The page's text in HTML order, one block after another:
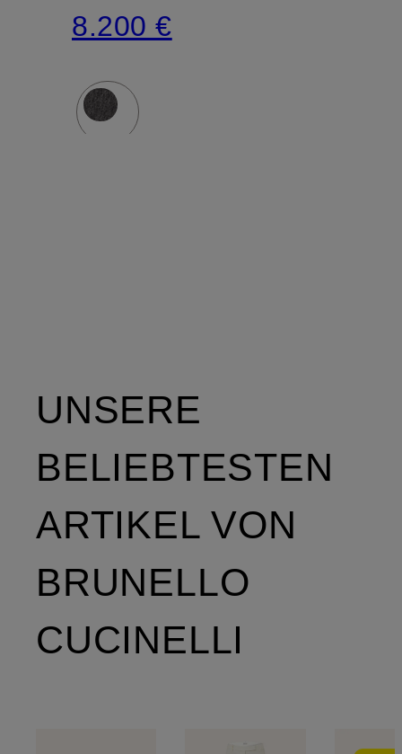
8.200 €
UNSERE
BELIEBTESTEN
ARTIKEL VON
BRUNELLO
CUCINELLI